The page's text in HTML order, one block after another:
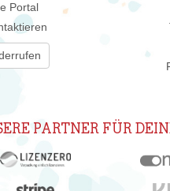
Portal
PARTNER FÜR